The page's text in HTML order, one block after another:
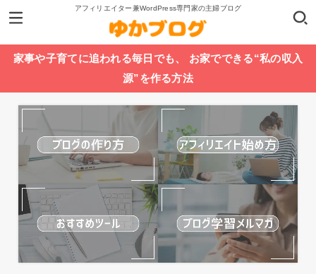
アフィリエイター兼WordPress専門家の主婦ブログ
家事や子育てに追われる毎日でも、 お家でできる“私の収入
源”を作る方法